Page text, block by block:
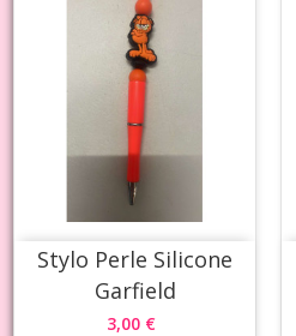
Stylo Perle Silicone
Garfield
3,00 €